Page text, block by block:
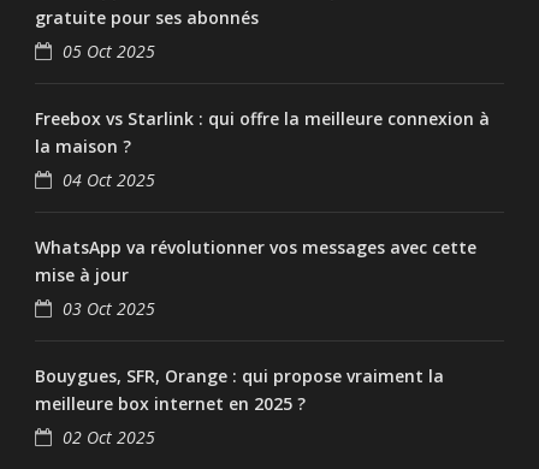
gratuite pour ses abonnés
05 Oct 2025
Freebox vs Starlink : qui offre la meilleure connexion à
la maison ?
04 Oct 2025
WhatsApp va révolutionner vos messages avec cette
mise à jour
03 Oct 2025
Bouygues, SFR, Orange : qui propose vraiment la
meilleure box internet en 2025 ?
02 Oct 2025